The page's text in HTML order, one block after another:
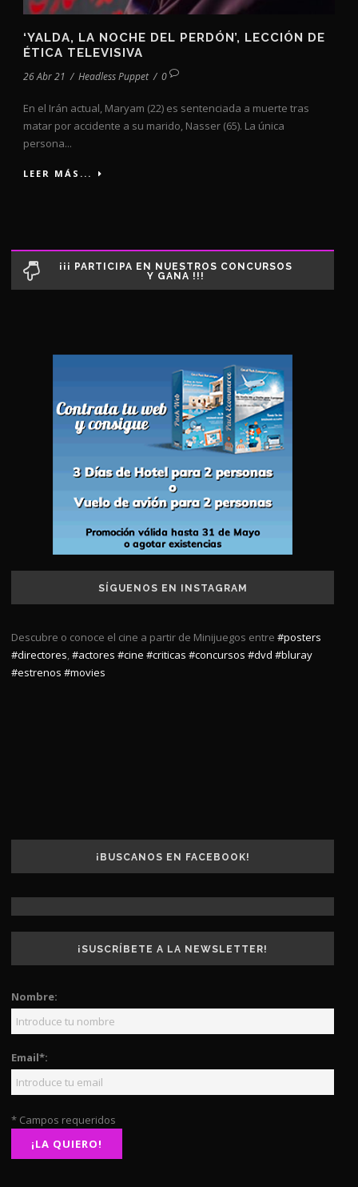
‘YALDA, LA NOCHE DEL PERDÓN’, LECCIÓN DE
ÉTICA TELEVISIVA
26 Abr 21 / Headless Puppet / 0
En el Irán actual, Maryam (22) es sentenciada a muerte tras
matar por accidente a su marido, Nasser (65). La única
persona...
LEER MÁS...
¡¡¡ PARTICIPA EN NUESTROS CONCURSOS
Y GANA !!!
SÍGUENOS EN INSTAGRAM
Descubre o conoce el cine a partir de Minijuegos entre #posters
#directores,#actores #cine #criticas #concursos #dvd #bluray
#estrenos #movies
¡BUSCANOS EN FACEBOOK!
¡SUSCRÍBETE A LA NEWSLETTER!
Nombre:
Email*:
* Campos requeridos